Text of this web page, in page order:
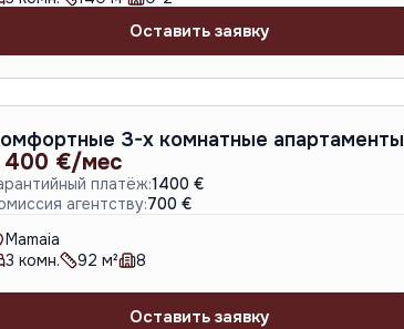
Оставить заявку
A-2210
3-х комнатные апартаменты
400 €/мес
платёж:1400 €
агентству:700 €
Mamaia
3 комн. 92 м² 8
Оставить заявку